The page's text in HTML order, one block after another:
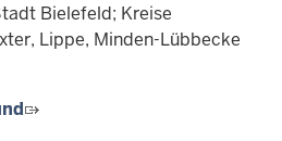
Bielefeld; Kreise
Lippe, Minden-Lübbecke